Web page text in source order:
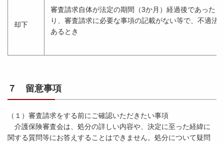
却下
審査請求自体が法定の期間（3か月）経過後であった
り、審査請求に必要な事項の記載がない等で、不適法
あるとき
７ 留意事項
（１）審査請求をする前にご確認いただきたい事項
介護保険審査会は、処分の詳しい内容や、決定に至った経緯に
関する質問等にお答えすることはできません。処分について疑問